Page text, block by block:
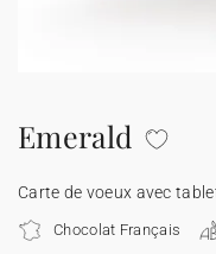
★ Demande
Menus
Emerald
Carte de voeux avec
Chocolat Français